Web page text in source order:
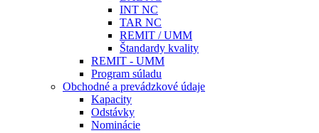
INT NC
TAR NC
REMIT / UMM
Štandardy kvality
REMIT - UMM
Program súladu
Obchodné a prevádzkové údaje
Kapacity
Odstávky
Nominácie